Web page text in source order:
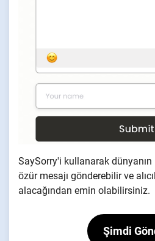
SaySorry'i kullanarak
özür mesajı gönderebilir ve
alacağından emin olabilirsiniz.
Şimdi